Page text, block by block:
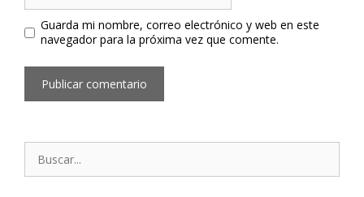
Guarda mi nombre, correo electrónico y web en este
navegador para la próxima vez que comente.
Buscar: